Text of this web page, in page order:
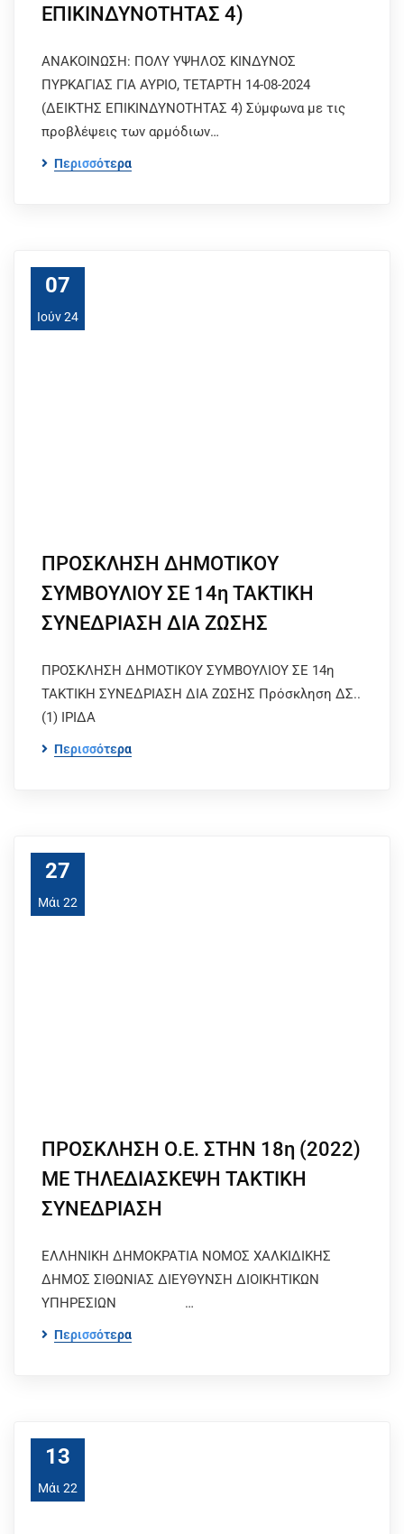
ΕΠΙΚΙΝΔΥΝΟΤΗΤΑΣ 4)
ΑΝΑΚΟΙΝΩΣΗ: ΠΟΛΥ ΥΨΗΛΟΣ ΚΙΝΔΥΝΟΣ
ΠΥΡΚΑΓΙΑΣ ΓΙΑ ΑΥΡΙΟ, ΤΕΤΑΡΤΗ 14-08-2024
(ΔΕΙΚΤΗΣ ΕΠΙΚΙΝΔΥΝΟΤΗΤΑΣ 4) Σύμφωνα με τις
προβλέψεις των αρμόδιων…
Περισσότερα
07
Ιούν 24
ΠΡΟΣΚΛΗΣΗ ΔΗΜΟΤΙΚΟΥ
ΣΥΜΒΟΥΛΙΟΥ ΣΕ 14η ΤΑΚΤΙΚΗ
ΣΥΝΕΔΡΙΑΣΗ ΔΙΑ ΖΩΣΗΣ
ΠΡΟΣΚΛΗΣΗ ΔΗΜΟΤΙΚΟΥ ΣΥΜΒΟΥΛΙΟΥ ΣΕ 14η
ΤΑΚΤΙΚΗ ΣΥΝΕΔΡΙΑΣΗ ΔΙΑ ΖΩΣΗΣ Πρόσκληση ΔΣ..
(1) ΙΡΙΔΑ
Περισσότερα
27
Μάι 22
ΠΡΟΣΚΛΗΣΗ Ο.Ε. ΣΤΗΝ 18η (2022)
ΜΕ ΤΗΛΕΔΙΑΣΚΕΨΗ ΤΑΚΤΙΚΗ
ΣΥΝΕΔΡΙΑΣΗ
ΕΛΛΗΝΙΚΗ ΔΗΜΟΚΡΑΤΙΑ ΝΟΜΟΣ ΧΑΛΚΙΔΙΚΗΣ
ΔΗΜΟΣ ΣΙΘΩΝΙΑΣ ΔΙΕΥΘΥΝΣΗ ΔΙΟΙΚΗΤΙΚΩΝ
ΥΠΗΡΕΣΙΩΝ …
Περισσότερα
13
Μάι 22